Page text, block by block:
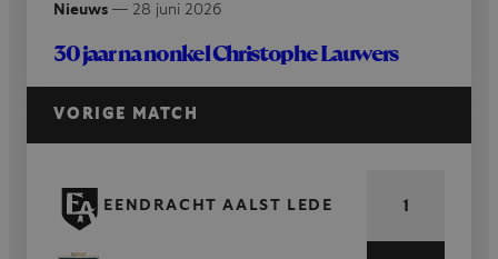
Nieuws — 28 juni 2026
30 jaar na nonkel Christophe Lauwers
VORIGE MATCH
EENDRACHT AALST LEDE 1